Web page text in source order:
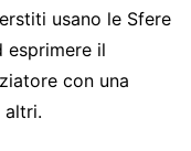
usano le Sfere
esprimere il
con una
altri.